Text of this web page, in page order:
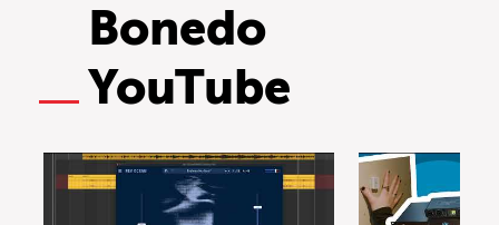
Bonedo
YouTube